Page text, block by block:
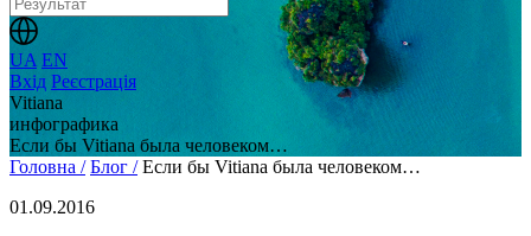
UA EN
Вхід Реєстрація
Vitiana
инфографика
Если бы Vitiana была человеком…
Головна / Блог / Если бы Vitiana была человеком…
01.09.2016